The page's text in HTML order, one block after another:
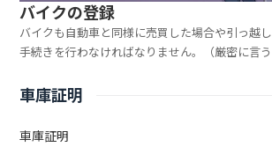
バイクの登録
バイクも自動車と同様に売買した場合や引っ越
手続きを行わなければなりません。（厳密に言
しますので便宜上登録としています）登録手続き
車庫証明
車庫証明